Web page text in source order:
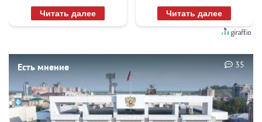
раз
Читать далее Читать далее
Есть мнение 35